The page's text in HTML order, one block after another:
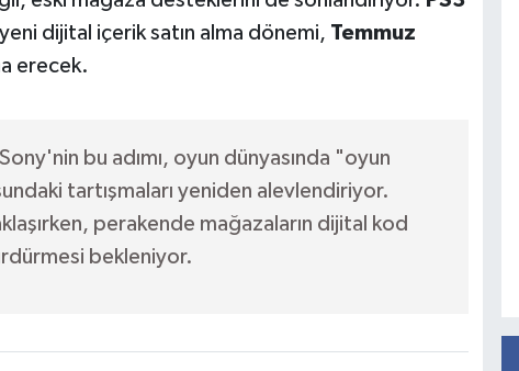
dijital içerik satın alma dönemi, Temmuz
erecek.
Sony'nin bu adımı, oyun dünyasında "oyun
tartışmaları yeniden alevlendiriyor.
perakende mağazaların dijital kod
bekleniyor.